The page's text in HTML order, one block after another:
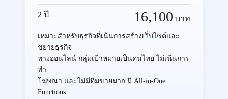
2 ปี 16,100 บาท
เหมาะสำหรับธุรกิจที่เน้นการสร้างเว็บไซต์และ
ขยายธุรกิจ
ทางออนไลน์ กลุ่มเป้าหมายเป็นคนไทย ไม่เน้นการ
ทำ
โฆษณา และไม่มีทีมขายมาก มี All-in-One
Functions